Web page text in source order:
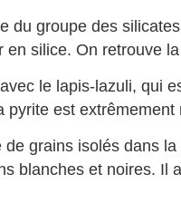
du groupe des
silice. On retrouve
le lapis-lazuli, qui
est extrêmement
grains isolés dans
blanches et noires.